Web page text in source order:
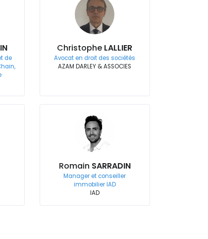
de
Christophe LALLIER
Avocat en droit des sociétés
AZAM DARLEY & ASSOCIES
Romain SARRADIN
Manager et conseiller
immobilier IAD
IAD